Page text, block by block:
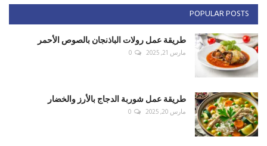
POPULAR POSTS
طريقة عمل رولات الباذنجان بالصوص الأحمر
مارس 21, 2025 0
طريقة عمل شوربة الدجاج بالأرز والخضار
مارس 20, 2025 0